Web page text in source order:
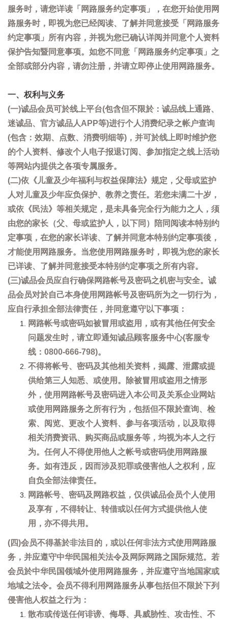
服务时，请您详读「网路服务约定事项」，在您开始使用网
路服务时，即视为您已经阅读、了解并同意接受「网路服务
约定事项」所有内容，并视为您已确认详阅并同意个人资料
保护告知暨同意事项。如您不同意「网路服务约定事项」之
全部或部分内容，请勿注册，并请立即停止使用网路服务。
一、权利与义务
(一)诚品会员可於线上平台(包含但不限於：诚品线上通路、
迷诚品、官方诚品人APP等)进行个人消费纪录之帐户查询
(包含：效期、点数、消费明细等)，并可於线上即时维护您
的个人资料、修改个人电子报退订阅、参加指定之线上活动
等网站内提供之各项专属服务。
(二)依《儿童及少年福利与权益保障法》规定，父母或监护
人对儿童及少年应负保护、教养之责任。若您未满二十岁，
或依《民法》等相关规定，是未具备完全行为能力之人，须
由您的家长（父、母或监护人，以下同）陪同阅读本特别约
定事项，在您的家长详读、了解并同意本特别约定事项後，
才能使用网路服务。当您使用网路服务时，即视为您的家长
已详读、了解并同意接受本特别约定事项之所有内容。
(三)诚品会员应自行确保网路帐号及密码之机密与安全。诚
品会员对於自己本身使用网路帐号及密码所为之一切行为，
应自行承担全部法律责任，并同意遵守以下事项：
网路帐号或密码如被冒用或盗用，或有其他任何安全
问题发生时，请立即通知诚品顾客服务中心(客服专
线：0800-666-798)。
不得将帐号、密码及其他相关资料，揭露、泄露或提
供给第三人知悉、或使用。除被冒用或盗用之情形
外，使用网路帐号及密码进入本公司及关系企业网站
或使用网路服务之所有行为，包括但不限於查询、检
索、阅览、更改个人资料、参与各项活动，以及取得
相关消费资讯、购买商品或服务等，均视为本人之行
为。任何人不得使用他人之帐号或密码使用网路服
务。如有违反，因而涉及犯罪或侵害他人之权利，应
自负全部法律责任。
网路帐号、密码及网路权益，仅供诚品会员个人使用
及享有，不得转让、转借或以任何方式提供他人使
用，亦不得共用。
(四)会员不得基於非法目的，或以任何非法方式使用网路服
务，并应遵守中华民国相关法令及网际网路之国际规范。若
会员於中华民国领域外使用网路服务，并应遵守当地国家或
地域之法令。会员不得利用网路服务从事包括但不限於下列
侵害他人权益之行为：
散布或传送任何诽谤、侮辱、具威胁性、攻击性、不